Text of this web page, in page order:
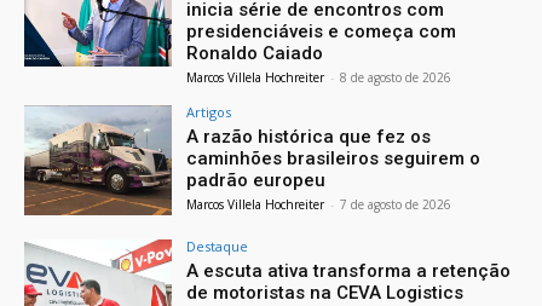
inicia série de encontros com
presidenciáveis e começa com
Ronaldo Caiado
Marcos Villela Hochreiter - 8 de agosto de 2026
Artigos
A razão histórica que fez os
caminhões brasileiros seguirem o
padrão europeu
Marcos Villela Hochreiter - 7 de agosto de 2026
Destaque
A escuta ativa transforma a retenção
de motoristas na CEVA Logistics